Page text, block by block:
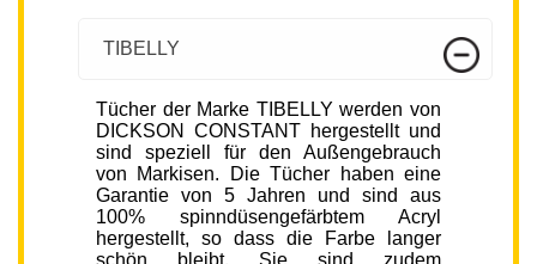
TIBELLY
Tücher der Marke TIBELLY werden von
DICKSON CONSTANT hergestellt und
sind speziell für den Außengebrauch
von Markisen. Die Tücher haben eine
Garantie von 5 Jahren und sind aus
100% spinndüsengefärbtem Acryl
hergestellt, so dass die Farbe langer
schön bleibt. Sie sind zudem